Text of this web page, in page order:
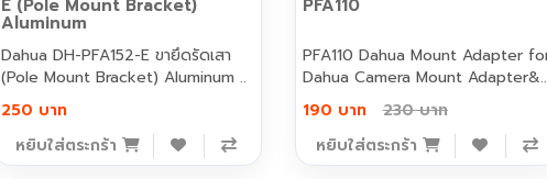
E (Pole Mount Bracket)
Aluminum
Dahua DH-PFA152-E ขายึดรัดเสา
(Pole Mount Bracket) Aluminum ..
250 บาท
หยิบใส่ตระกร้า
PFA110
PFA110 Dahua Mount Adapter
Dahua Camera Mount Adapter&..
190 บาท
230 บาท
หยิบใส่ตระกร้า